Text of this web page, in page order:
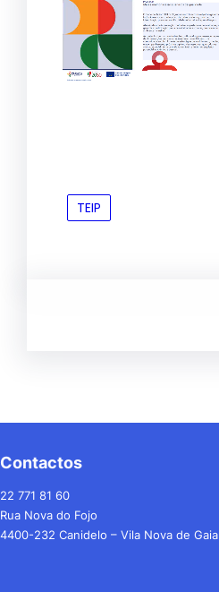
TEIP
Contactos
22 771 81 60
Rua Nova do Fojo
4400-232 Canidelo – Vila Nova de Gaia